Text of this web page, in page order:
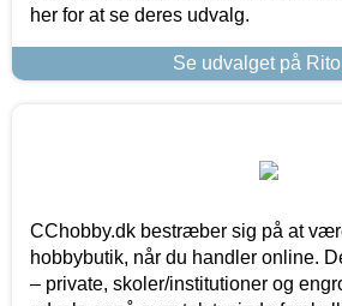
her for at se deres udvalg.
Se udvalget på
CChobby.dk bestræber sig på at
hobbybutik, når du handler online.
– private, skoler/institutioner og